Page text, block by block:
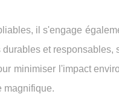
il s'engage
et responsables,
minimiser l'impact
magnifique.